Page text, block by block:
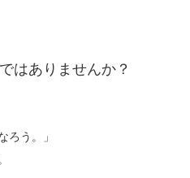
はありませんか？
ろう。」